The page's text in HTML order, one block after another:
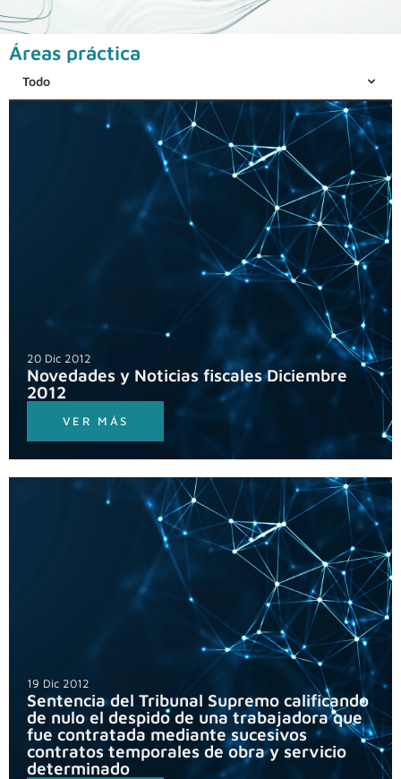
Áreas práctica
VER MÁS
Novedades y Noticias fiscales Diciembre
2012
20 Dic 2012
Sentencia del Tribunal Supremo calificando
de nulo el despido de una trabajadora que
fue contratada mediante sucesivos
contratos temporales de obra y servicio
determinado
19 Dic 2012